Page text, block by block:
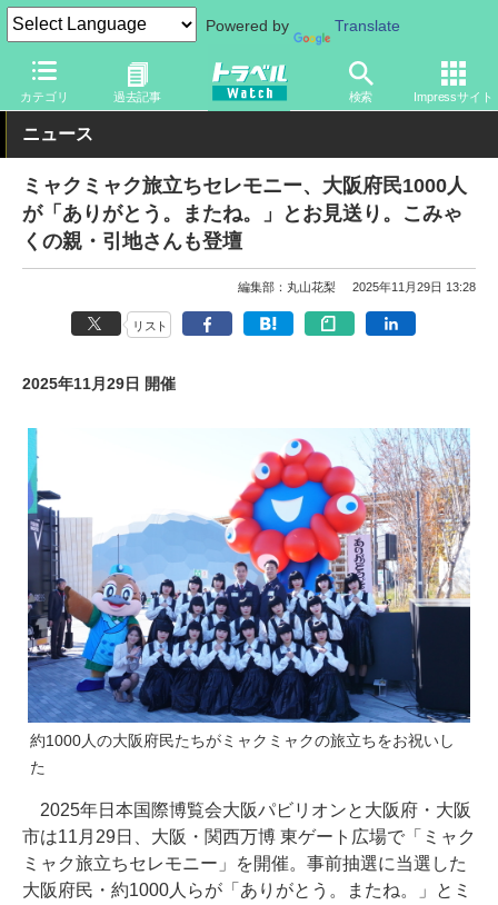
Powered by Translate
カテゴリ 過去記事 検索 Impressサイト
トラベル Watch イベント 国際博覧会 2025年大阪・関西万博
ニュース
ミャクミャク旅立ちセレモニー、大阪府民1000人
が「ありがとう。またね。」とお見送り。こみゃ
くの親・引地さんも登壇
編集部：丸山花梨 2025年11月29日 13:28
リスト
2025年11月29日 開催
約1000人の大阪府民たちがミャクミャクの旅立ちをお祝いし
た
2025年日本国際博覧会大阪パビリオンと大阪府・大阪
市は11月29日、大阪・関西万博 東ゲート広場で「ミャク
ミャク旅立ちセレモニー」を開催。事前抽選に当選した
大阪府民・約1000人らが「ありがとう。またね。」とミ